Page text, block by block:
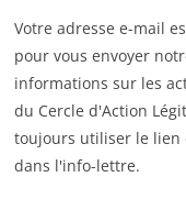
Votre adresse e-mail
pour vous envoyer
informations sur les
du Cercle d'Action
toujours utiliser le lien
dans l'info-lettre.